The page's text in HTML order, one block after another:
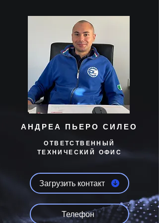
АНДРЕА ПЬЕРО СИЛЕО
ОТВЕТСТВЕННЫЙ
ТЕХНИЧЕСКИЙ ОФИС
Загрузить контакт
Телефон